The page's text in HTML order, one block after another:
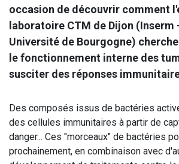
occasion de découvrir comment
laboratoire CTM de Dijon (Inserm
Université de Bourgogne)
le fonctionnement interne des
susciter des réponses
Des composés issus de bactéries
des cellules immunitaires à partir de
danger... Ces "morceaux" de bactéries
prochainement, en combinaison avec